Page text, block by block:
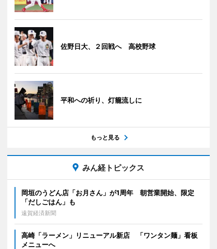
佐野日大、２回戦へ 高校野球
平和への祈り、灯籠流しに
もっと見る
みん経トピックス
岡垣のうどん店「お月さん」が1周年 朝営業開始、限定
「だしごはん」も
遠賀経済新聞
高崎「ラーメン」リニューアル新店 「ワンタン麺」看板
メニューへ